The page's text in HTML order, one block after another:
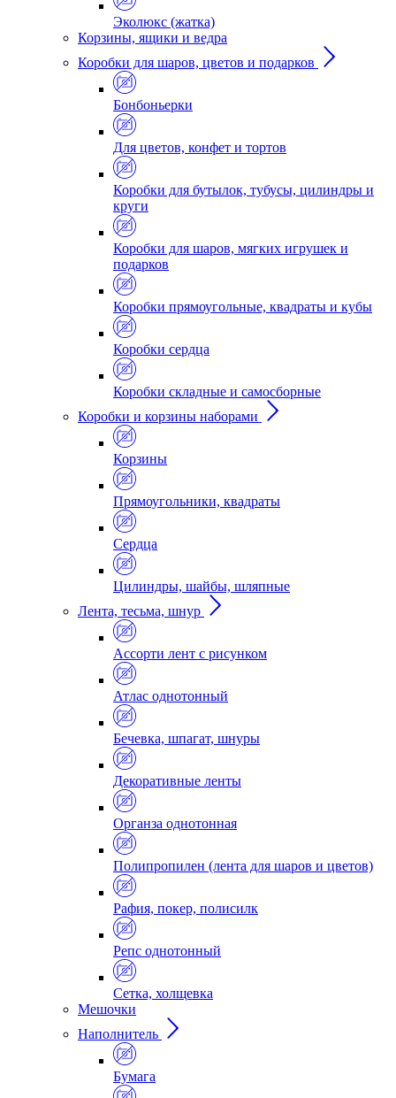
Эколюкс (жатка)
Корзины, ящики и ведра
Коробки для шаров, цветов и подарков
Бонбоньерки
Для цветов, конфет и тортов
Коробки для бутылок, тубусы, цилиндры и
круги
Коробки для шаров, мягких игрушек и
подарков
Коробки прямоугольные, квадраты и кубы
Коробки сердца
Коробки складные и самосборные
Коробки и корзины наборами
Корзины
Прямоугольники, квадраты
Сердца
Цилиндры, шайбы, шляпные
Лента, тесьма, шнур
Ассорти лент с рисунком
Атлас однотонный
Бечевка, шпагат, шнуры
Декоративные ленты
Органза однотонная
Полипропилен (лента для шаров и цветов)
Рафия, покер, полисилк
Репс однотонный
Сетка, холщевка
Мешочки
Наполнитель
Бумага